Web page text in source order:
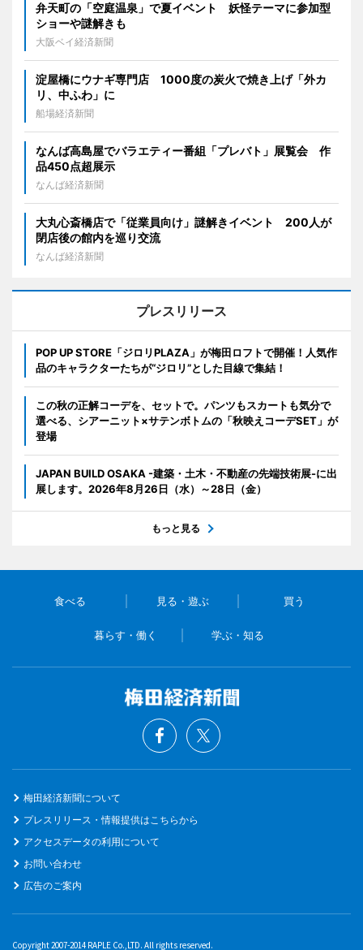
弁天町の「空庭温泉」で夏イベント 妖怪テーマに参加型
ショーや謎解きも
大阪ベイ経済新聞
淀屋橋にウナギ専門店 1000度の炭火で焼き上げ「外カ
リ、中ふわ」に
船場経済新聞
なんば高島屋でバラエティー番組「プレバト」展覧会 作
品450点超展示
なんば経済新聞
大丸心斎橋店で「従業員向け」謎解きイベント 200人が
閉店後の館内を巡り交流
なんば経済新聞
プレスリリース
POP UP STORE「ジロリPLAZA」が梅田ロフトで開催！人気作
品のキャラクターたちが“ジロリ”とした目線で集結！
この秋の正解コーデを、セットで。パンツもスカートも気分で
選べる、シアーニット×サテンボトムの「秋映えコーデSET」が
登場
JAPAN BUILD OSAKA -建築・土木・不動産の先端技術展-に出
展します。2026年8月26日（水）～28日（金）
もっと見る
食べる 見る・遊ぶ 買う
暮らす・働く 学ぶ・知る
梅田経済新聞について
プレスリリース・情報提供はこちらから
アクセスデータの利用について
お問い合わせ
広告のご案内
Copyright 2007-2014 RAPLE Co.,LTD. All rights reserved.